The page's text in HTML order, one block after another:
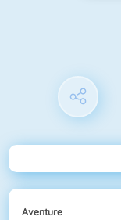
Aventure